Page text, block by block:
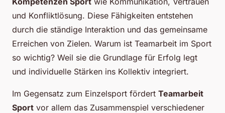
und Konfliktlösung. Diese Fähigkeiten entstehen
durch die ständige Interaktion und das gemeinsame
Erreichen von Zielen. Warum ist Teamarbeit im Sport
so wichtig? Weil sie die Grundlage für Erfolg legt
und individuelle Stärken ins Kollektiv integriert.
Im Gegensatz zum Einzelsport fördert Teamarbeit
Sport vor allem das Zusammenspiel verschiedener